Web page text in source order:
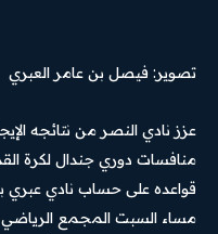
تصوير: فيصل بن عامر العبري
عزز نادي النصر من نتائجه
منافسات دوري جندال لكرة
مساء السبت المجمع